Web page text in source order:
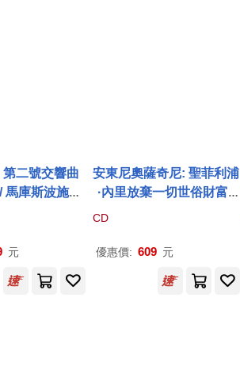
二號交響曲
馬庫斯波施納
布魯克納管弦
92) / Mark
Orchestra L
元
安東尼奧薩奇尼: 聖菲利浦
·內里放棄一切世俗財富 /
喬瓦尼米凱里尼, 耶爾·蘇
(獨奏), 丹尼爾奧喬亞 (獨
蘭茨豪克 (指揮) (2CD)(Sa
CD
優惠價: 609 元